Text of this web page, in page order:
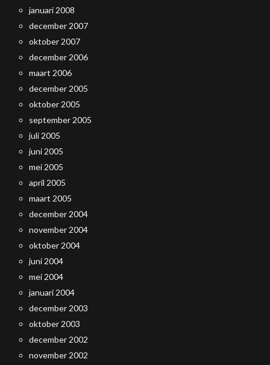
januari 2008
december 2007
oktober 2007
december 2006
maart 2006
december 2005
oktober 2005
september 2005
juli 2005
juni 2005
mei 2005
april 2005
maart 2005
december 2004
november 2004
oktober 2004
juni 2004
mei 2004
januari 2004
december 2003
oktober 2003
december 2002
november 2002